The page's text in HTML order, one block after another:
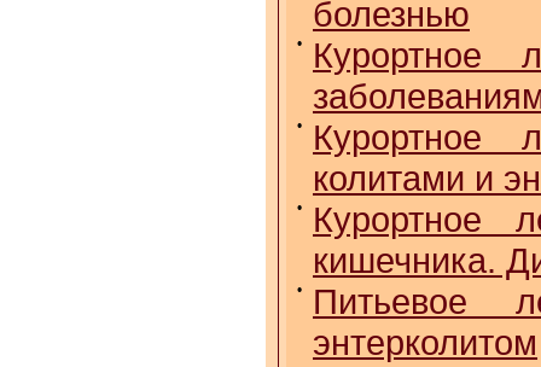
болезнью
•
Курортное
•
Курортное
колитами и
•
Курортное
кишечника.
•
Питьевое
энтерколитом